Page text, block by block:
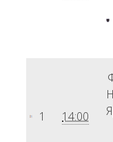
1 14:00